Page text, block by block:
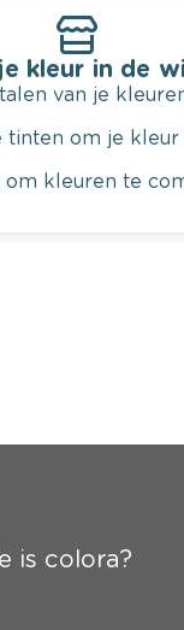
kleur in de
van je
tinten om je kleur
kleuren te
is colora?